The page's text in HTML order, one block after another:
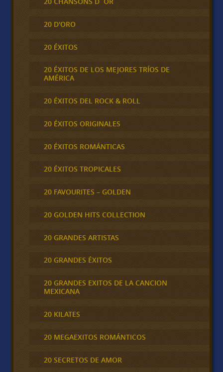
20 D'ORO
20 ÉXITOS
20 ÉXITOS DE LOS MEJORES TRÍOS DE
AMÉRICA
20 ÉXITOS DEL ROCK & ROLL
20 ÉXITOS ORIGINALES
20 ÉXITOS ROMÁNTICAS
20 ÉXITOS TROPICALES
20 FAVOURITES – GOLDEN
20 GOLDEN HITS COLLECTION
20 GRANDES ARTISTAS
20 GRANDES ÉXITOS
20 GRANDES EXITOS DE LA CANCION
MEXICANA
20 KILATES
20 MEGAEXITOS ROMÁNTICOS
20 SECRETOS DE AMOR